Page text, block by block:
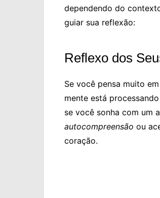
dependendo do
guiar sua reflexão:
Reflexo dos
Se você pensa muito
mente está
se você sonha com um
autocompreensão ou
coração.